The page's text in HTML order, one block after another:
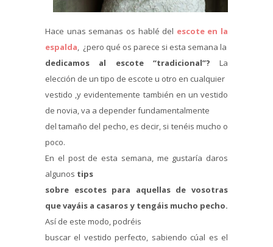
Hace unas semanas os hablé del escote en la
espalda, ¿pero qué os parece si esta semana la
dedicamos al escote “tradicional”? La
elección de un tipo de escote u otro en cualquier
vestido ,y evidentemente también en un vestido
de novia, va a depender fundamentalmente
del tamaño del pecho, es decir, si tenéis mucho o
poco.
En el post de esta semana, me gustaría daros
algunos tips
sobre escotes para aquellas de vosotras
que vayáis a casaros y tengáis mucho pecho.
Así de este modo, podréis
buscar el vestido perfecto, sabiendo cúal es el